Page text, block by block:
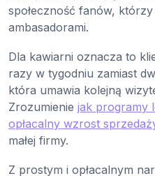
społeczność fanów,
ambasadorami.
Dla kawiarni oznacza to
razy w tygodniu zamiast
która umawia kolejną
Zrozumienie jak programy
opłacalny wzrost
małej firmy.
Z prostym i opłacalnym